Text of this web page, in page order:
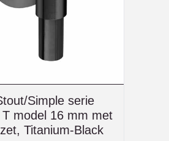
Simple serie
model 16 mm met
Titanium-Black